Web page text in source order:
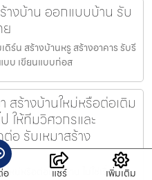
งบ้าน ออกแบบบ้าน รับ
ร์น สร้างบ้านหรู สร้างอาคาร รับรี
บบ เขียนแบบก่อส
สร้างบ้านใหม่หรือต่อเติม
ให้ทีมวิศวกรและ
อ รับเหมาสร้าง
หม่หรือต่อเติมบ้าน ไม่ใช่เรื่องยุ่ง
อ แชร์ เพิ่มเติม